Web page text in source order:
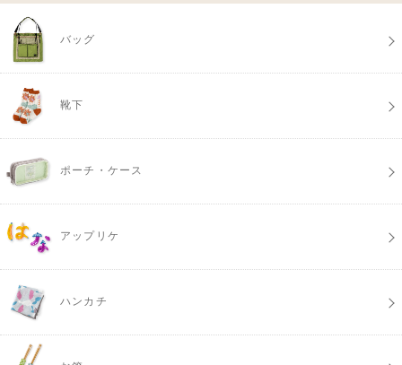
バッグ
靴下
ポーチ・ケース
アップリケ
ハンカチ